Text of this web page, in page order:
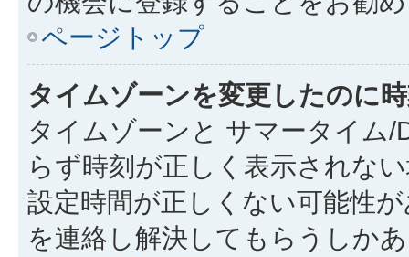
ページトップ
タイムゾーンを変更したのに
タイムゾーンと サマータイム
らず時刻が正しく表示されな
設定時間が正しくない可能性
を連絡し解決してもらうしか